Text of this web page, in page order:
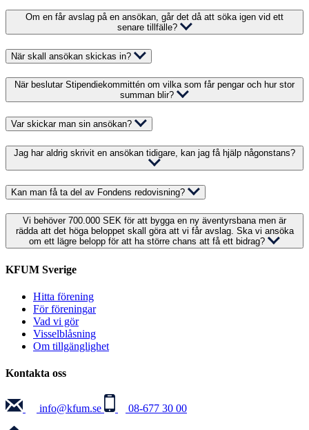
Om en får avslag på en ansökan, går det då att söka igen vid ett
senare tillfälle?
När skall ansökan skickas in?
När beslutar Stipendiekommittén om vilka som får pengar och hur stor
summan blir?
Var skickar man sin ansökan?
Jag har aldrig skrivit en ansökan tidigare, kan jag få hjälp någonstans?
Kan man få ta del av Fondens redovisning?
Vi behöver 700.000 SEK för att bygga en ny äventyrsbana men är
rädda att det höga beloppet skall göra att vi får avslag. Ska vi ansöka
om ett lägre belopp för att ha större chans att få ett bidrag?
KFUM Sverige
Hitta förening
För föreningar
Vad vi gör
Visselblåsning
Om tillgänglighet
Kontakta oss
info@kfum.se 08-677 30 00